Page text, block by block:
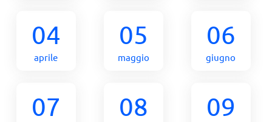
04
aprile
05
maggio
06
giugno
07 08 09